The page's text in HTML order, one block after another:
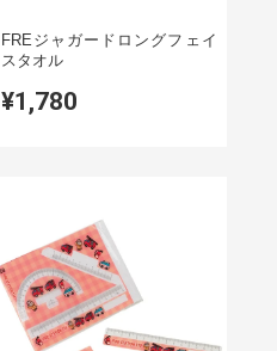
FREジャガードロングフェイ
スタオル
¥1,780